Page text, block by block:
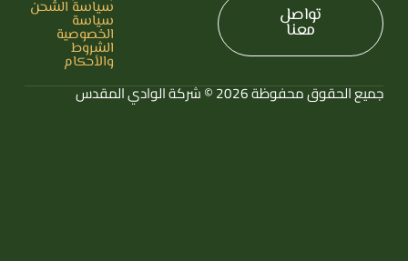
تواصل
معنا
سياسة الشحن
سياسة
الخصوصية
الشروط
والأحكام
جميع الحقوق محفوظة 2026 © شركة الوادي المقدس